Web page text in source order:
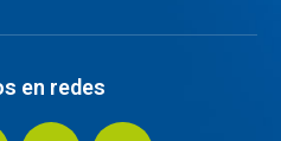
en redes